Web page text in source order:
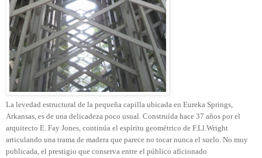
La levedad estructural de la pequeña capilla ubicada en Eureka Springs,
Arkansas, es de una delicadeza poco usual. Construída hace 37 años por el
arquitecto E. Fay Jones, continúa el espíritu geométrico de F.Ll.Wright
articulando una trama de madera que parece no tocar nunca el suelo. No muy
publicada, el prestigio que conserva entre el público aficionado